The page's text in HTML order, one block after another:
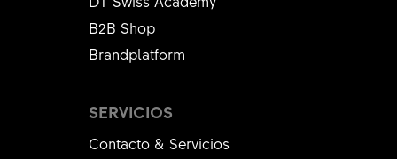
SERVICIOS
Contacto & Servicios
B2B Shop
Brandplatform